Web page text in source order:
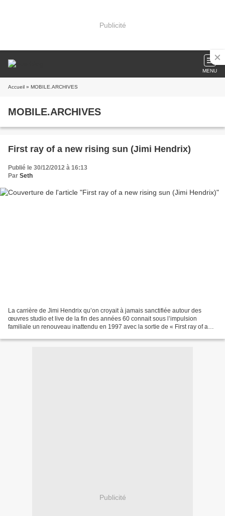
Publicité
MENU
Accueil » MOBILE.ARCHIVES
MOBILE.ARCHIVES
First ray of a new rising sun (Jimi Hendrix)
Publié le 30/12/2012 à 16:13
Par Seth
La carrière de Jimi Hendrix qu’on croyait à jamais sanctifiée autour des
œuvres studio et live de la fin des années 60 connait sous l’impulsion
familiale un renouveau inattendu en 1997 avec la sortie de « First ray of a
Publicité